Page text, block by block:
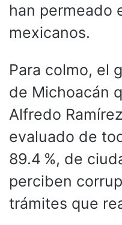
han permeado
mexicanos.
Para colmo, el
de Michoacán
Alfredo
evaluado de
89.4 %, de
perciben
trámites que